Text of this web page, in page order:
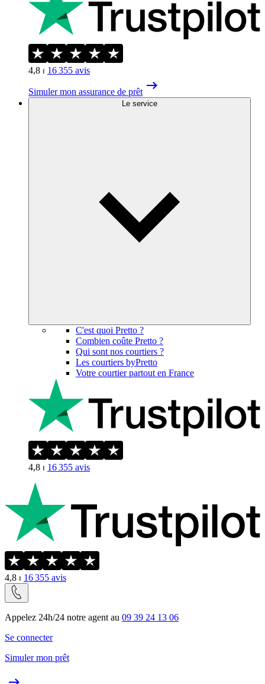
4,8 ⏐ 16 355 avis
Simuler mon assurance de prêt
Le service
C'est quoi Pretto ?
Combien coûte Pretto ?
Qui sont nos courtiers ?
Les courtiers byPretto
Votre courtier partout en France
4,8 ⏐ 16 355 avis
4,8 ⏐ 16 355 avis
Appelez 24h/24 notre agent au 09 39 24 13 06
Se connecter
Simuler mon prêt